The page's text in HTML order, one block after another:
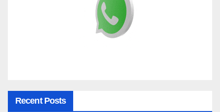
Recent Posts